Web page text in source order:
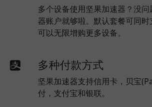
多个设备使用坚果加速器？没
器账户就够啦。默认套餐可同
可以无限增购更多设备。
多种付款方式
坚果加速器支持信用卡，贝宝
付，支付宝和银联。